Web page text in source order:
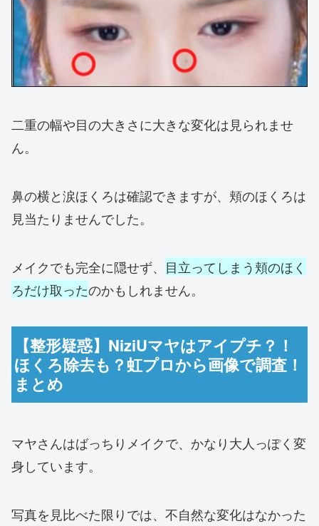
二重の幅や目の大きさに大きな変化は見られませ
ん。
鼻の横と涙ほくろは確認できますが、頬のほくろは
見当たりませんでした。
メイクでも完全に隠せず、 目立ってしまう頬のほく
ろだけ取ったのかもしれません。
【整形疑惑】NiziUマヤはアイプチ？！
ほくろ除去も？虹プロから画像で調査！
まとめ
マヤさんはばっちりメイクで、かなり大人っぽく変
身しています。
写真を見比べた限りでは、不自然な変化はなかった